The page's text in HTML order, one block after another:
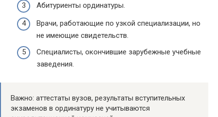
Абитуриенты ординатуры.
Врачи, работающие по узкой специализации, но
не имеющие свидетельств.
Специалисты, окончившие зарубежные учебные
заведения.
Важно: аттестаты вузов, результаты вступительных
экзаменов в ординатуру не учитываются